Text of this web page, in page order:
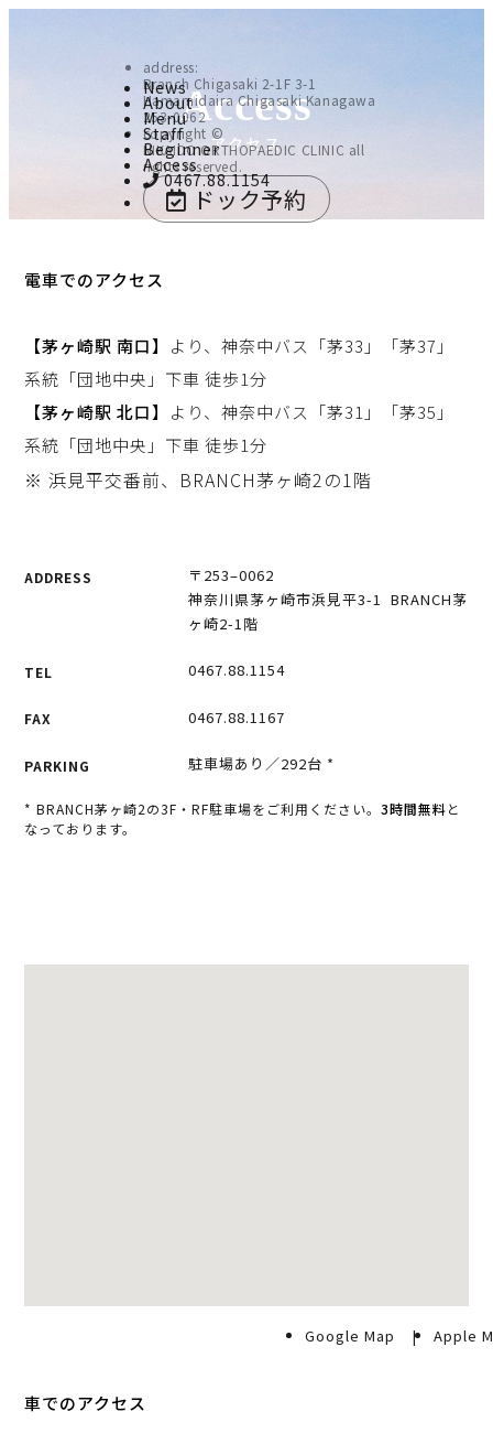
News
About
Menu
Staff
Beginner
Access
0467.88.1154
ドック予約
address:
Branch Chigasaki 2-1F 3-1
Hamamidaira Chigasaki Kanagawa
253-0062
copyright ©
NIKAIDO ORTHOPAEDIC CLINIC all
rights reserved.
Access
アクセス
電車でのアクセス
【茅ヶ崎駅 南口】 より、神奈中バス「茅33」「茅37」
系統「団地中央」下車 徒歩1分
【茅ヶ崎駅 北口】 より、神奈中バス「茅31」「茅35」
系統「団地中央」下車 徒歩1分
※ 浜見平交番前、BRANCH茅ヶ崎2の1階
ADDRESS
〒253–0062
神奈川県茅ヶ崎市浜見平3-1 BRANCH茅
ヶ崎2-1階
TEL 0467.88.1154
FAX 0467.88.1167
PARKING 駐車場あり／292台 *
* BRANCH茅ヶ崎2の3F・RF駐車場をご利用ください。 3時間無料と
なっております。
Google Map Apple
車でのアクセス